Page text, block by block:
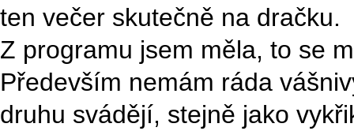
ten večer skutečně na dračku.
Z programu jsem měla, to se
Především nemám ráda
druhu svádějí, stejně jako